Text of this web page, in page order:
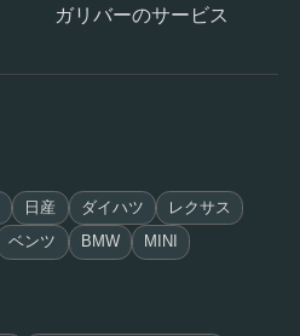
ガリバーのサービス
日産 ダイハツ レクサス
ベンツ BMW MINI